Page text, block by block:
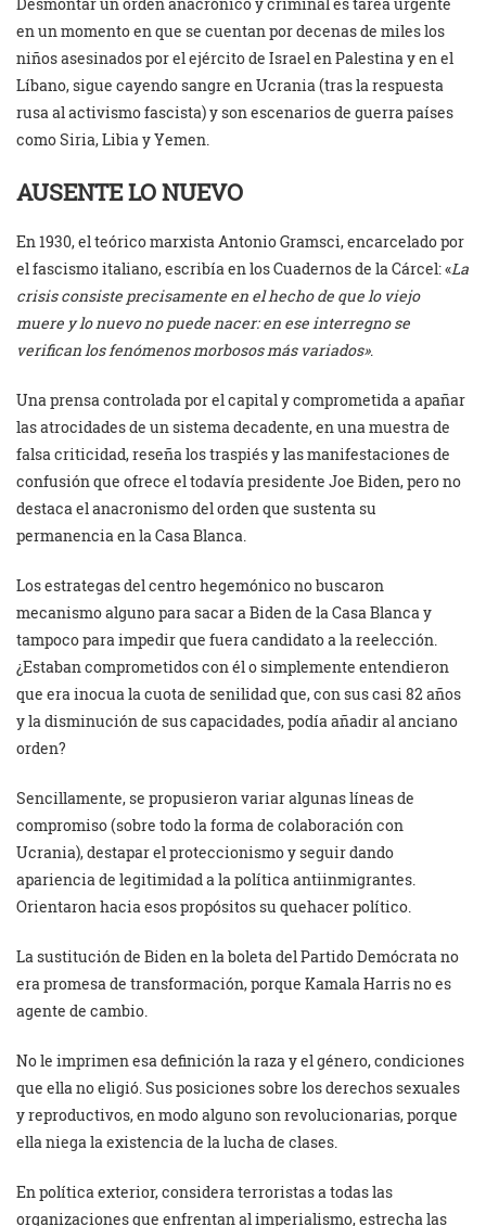
Desmontar un orden anacrónico y criminal es tarea urgente
en un momento en que se cuentan por decenas de miles los
niños asesinados por el ejército de Israel en Palestina y en el
Líbano, sigue cayendo sangre en Ucrania (tras la respuesta
rusa al activismo fascista) y son escenarios de guerra países
como Siria, Libia y Yemen.
AUSENTE LO NUEVO
En 1930, el teórico marxista Antonio Gramsci, encarcelado por
el fascismo italiano, escribía en los Cuadernos de la Cárcel: «La
crisis consiste precisamente en el hecho de que lo viejo
muere y lo nuevo no puede nacer: en ese interregno se
verifican los fenómenos morbosos más variados».
Una prensa controlada por el capital y comprometida a apañar
las atrocidades de un sistema decadente, en una muestra de
falsa criticidad, reseña los traspiés y las manifestaciones de
confusión que ofrece el todavía presidente Joe Biden, pero no
destaca el anacronismo del orden que sustenta su
permanencia en la Casa Blanca.
Los estrategas del centro hegemónico no buscaron
mecanismo alguno para sacar a Biden de la Casa Blanca y
tampoco para impedir que fuera candidato a la reelección.
¿Estaban comprometidos con él o simplemente entendieron
que era inocua la cuota de senilidad que, con sus casi 82 años
y la disminución de sus capacidades, podía añadir al anciano
orden?
Sencillamente, se propusieron variar algunas líneas de
compromiso (sobre todo la forma de colaboración con
Ucrania), destapar el proteccionismo y seguir dando
apariencia de legitimidad a la política antiinmigrantes.
Orientaron hacia esos propósitos su quehacer político.
La sustitución de Biden en la boleta del Partido Demócrata no
era promesa de transformación, porque Kamala Harris no es
agente de cambio.
No le imprimen esa definición la raza y el género, condiciones
que ella no eligió. Sus posiciones sobre los derechos sexuales
y reproductivos, en modo alguno son revolucionarias, porque
ella niega la existencia de la lucha de clases.
En política exterior, considera terroristas a todas las
organizaciones que enfrentan al imperialismo, estrecha las